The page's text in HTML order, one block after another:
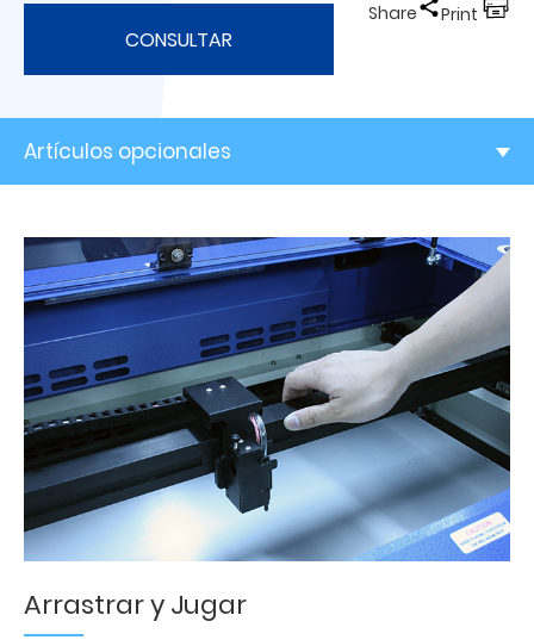
CONSULTAR
Share Print
Artículos opcionales
Arrastrar y Jugar